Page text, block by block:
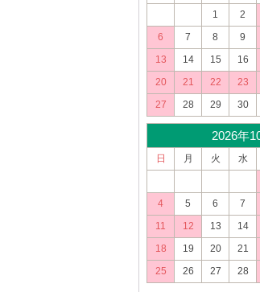
1
2
6
7 8 9
13
14 15 16
20
21 22 23
27
28 29 30
2026年
日 月 火 水
4
5 6 7
11
12 13 14
18
19 20 21
25
26 27 28